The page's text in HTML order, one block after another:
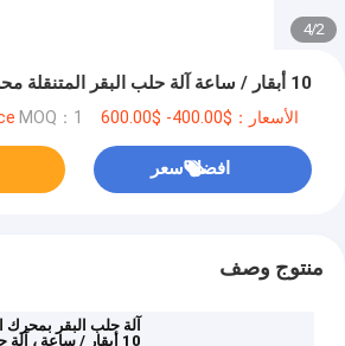
2
/
4
10 أبقار / ساعة آلة حلب البقر المتنقلة محرك ديزل للماشية
الأسعار：$400.00- $600.00 piece MOQ：1 مجموعة
افضل سعر
منتوج وصف
آلة حلب البقر بمحرك